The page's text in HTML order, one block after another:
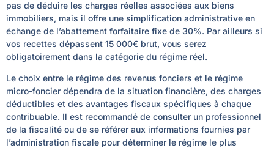
pas de déduire les charges réelles associées aux biens
immobiliers, mais il offre une simplification administrative en
échange de l’abattement forfaitaire fixe de 30%. Par ailleurs si
vos recettes dépassent 15 000€ brut, vous serez
obligatoirement dans la catégorie du régime réel.
Le choix entre le régime des revenus fonciers et le régime
micro-foncier dépendra de la situation financière, des charges
déductibles et des avantages fiscaux spécifiques à chaque
contribuable. Il est recommandé de consulter un professionnel
de la fiscalité ou de se référer aux informations fournies par
l’administration fiscale pour déterminer le régime le plus